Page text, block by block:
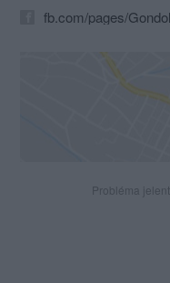
Probléma